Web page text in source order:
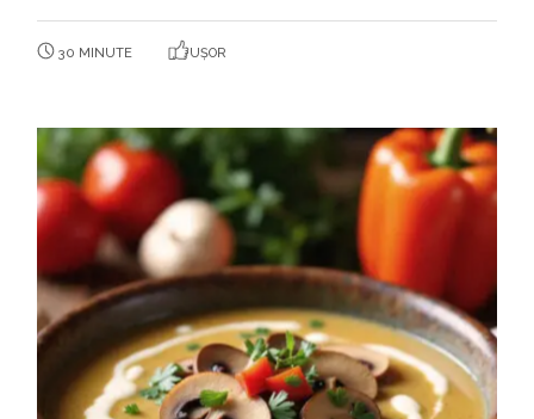
30 MINUTE UȘOR